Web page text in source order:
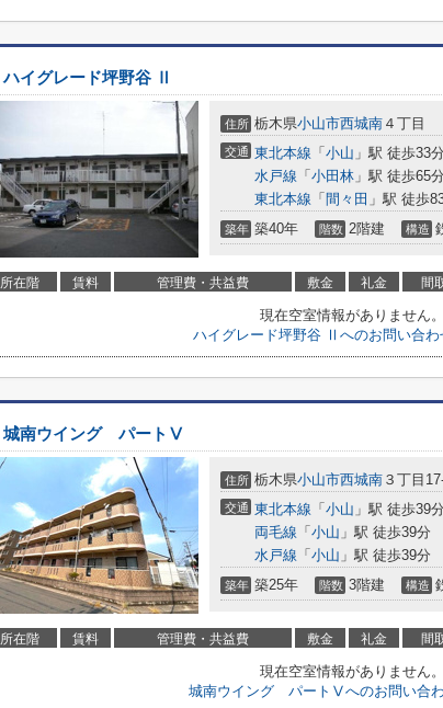
ハイグレード坪野谷 Ⅱ
住所 栃木県小山市西城南 ４丁目
交通 東北本線 「 小山 」駅 徒歩33分
水戸線 「 小田林 」駅 徒歩65分
東北本線 「 間々田 」駅 徒歩
築年 築40年 階数 2階建 構造
所在階 賃料 管理費・共益費 敷金 礼金 間
現在空室情報がありません。
ハイグレード坪野谷 Ⅱへのお問い合わ
城南ウイング パートⅤ
住所 栃木県小山市西城南 ３丁目
交通 東北本線 「 小山 」駅 徒歩39分
両毛線 「 小山 」駅 徒歩39分
水戸線 「 小山 」駅 徒歩39分
築年 築25年 階数 3階建 構造
所在階 賃料 管理費・共益費 敷金 礼金 間
現在空室情報がありません。
城南ウイング パートⅤへのお問い合